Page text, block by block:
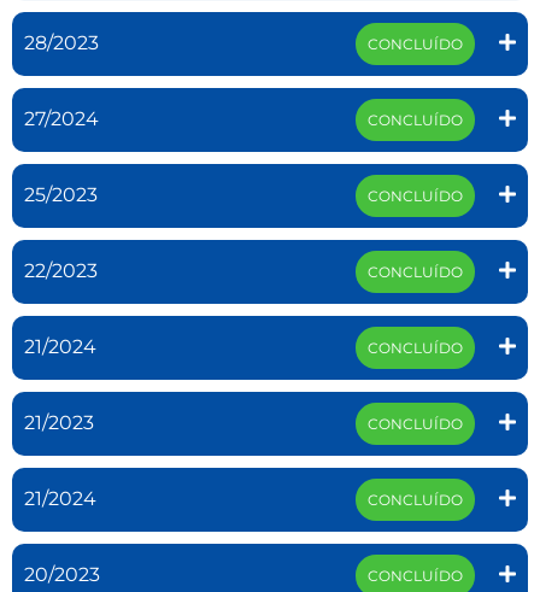
28/2023 CONCLUÍDO
27/2024 CONCLUÍDO
25/2023 CONCLUÍDO
22/2023 CONCLUÍDO
21/2024 CONCLUÍDO
21/2023 CONCLUÍDO
21/2024 CONCLUÍDO
20/2023 CONCLUÍDO